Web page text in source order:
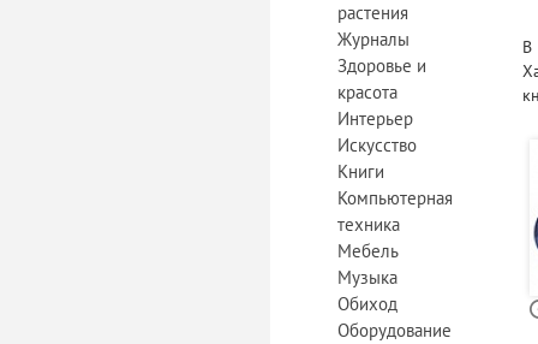
растения
Журналы
Здоровье и
красота
Интерьер
Искусство
Книги
Компьютерная
техника
Мебель
Музыка
Обиход
Оборудование
В